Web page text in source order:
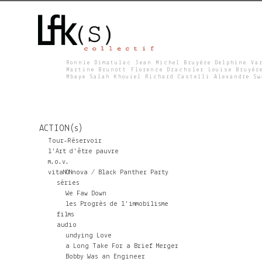
F
K
S
Ronnie Dimatulac Jean Michel Bruyère Delphine
Martine Brunott Florence Drachsler Louise
Mbaye Salah Khouiel Richard Castelli Alexandre
ACTION(s)
Tour-Réservoir
l'Art d'être pauvre
m.o.v.
vitaNONnova / Black Panther Party
séries
We Faw Down
les Progrès de l'immobilisme
films
audio
undying Love
a Long Take For a Brief Merger
Bobby Was an Engineer